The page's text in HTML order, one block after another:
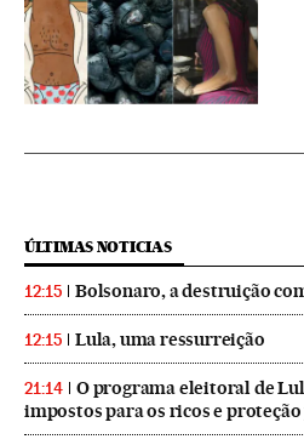
ÚLTIMAS NOTICIAS
12:15 Bolsonaro, a destruição
12:15 Lula, uma ressurreição
21:14
O programa eleitoral de
impostos para os ricos e